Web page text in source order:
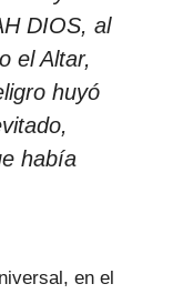
DIOS, al
el Altar,
huyó
había
en el